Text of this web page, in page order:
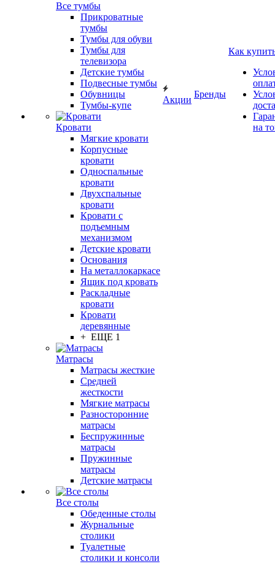
Все тумбы
Прикроватные
тумбы
Тумбы для обуви
Тумбы для
телевизора
Детские тумбы
Подвесные тумбы
Обувницы
Тумбы-купе
Кровати
Мягкие кровати
Корпусные
кровати
Односпальные
кровати
Двухспальные
кровати
Кровати с
подъемным
механизмом
Детские кровати
Основания
На металлокаркасе
Ящик под кровать
Раскладные
кровати
Кровати
деревянные
+ ЕЩЕ 1
Матрасы
Матрасы жесткие
Средней
жесткости
Мягкие матрасы
Разносторонние
матрасы
Беспружинные
матрасы
Пружинные
матрасы
Детские матрасы
Все столы
Обеденные столы
Журнальные
столики
Туалетные
столики и консоли
Акции
Бренды
Как
на